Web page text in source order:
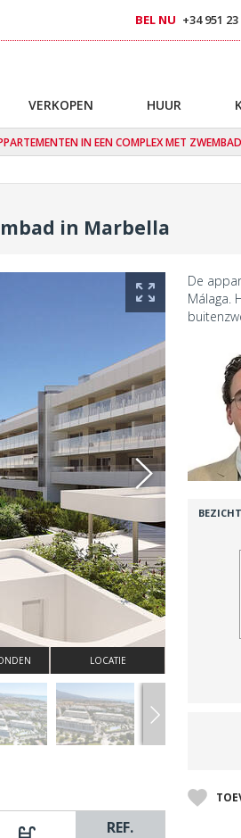
IN EEN COMPLEX MET
in Marbella
LOCATIE
REF.
De
Málaga.
BEL NU +34 951
VERKOPEN HUUR